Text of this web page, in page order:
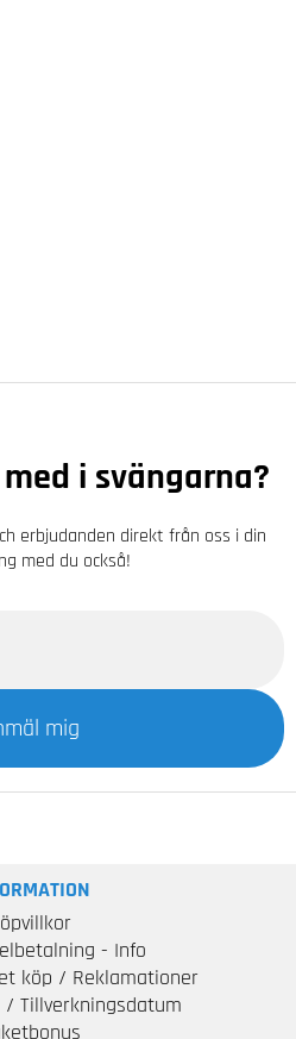
i svängarna?
erbjudanden direkt från oss i din
med du också!
mig
- Info
köp / Reklamationer
/ Tillverkningsdatum